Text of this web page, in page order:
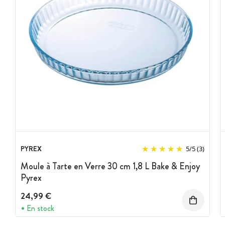
Garantie 10 ans
Origine France garantie
Collection :
Marque :Pyrex
PYREX 5/5(3)
Moule à Tarte en Verre 30 cm 1,8 L Bake & Enjoy
Pyrex
24,99 €
En stock